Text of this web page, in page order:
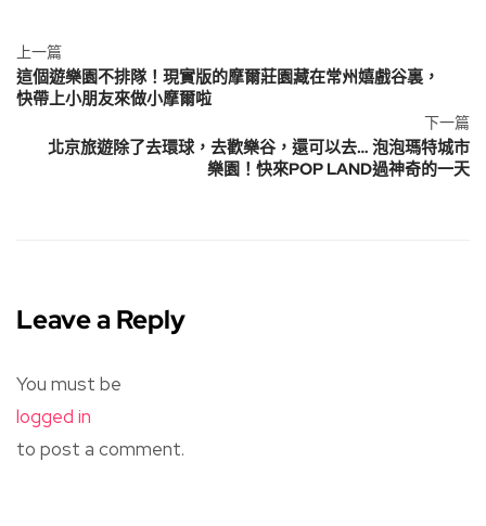
上一篇
這個遊樂園不排隊！現實版的摩爾莊園藏在常州嬉戲谷裏，
快帶上小朋友來做小摩爾啦
下一篇
北京旅遊除了去環球，去歡樂谷，還可以去… 泡泡瑪特城市
樂園！快來POP LAND過神奇的一天
Leave a Reply
You must be
logged in
to post a comment.